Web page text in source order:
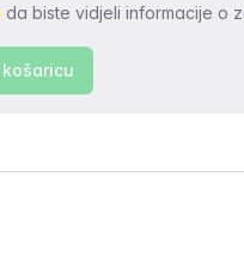
da biste vidjeli informacije o